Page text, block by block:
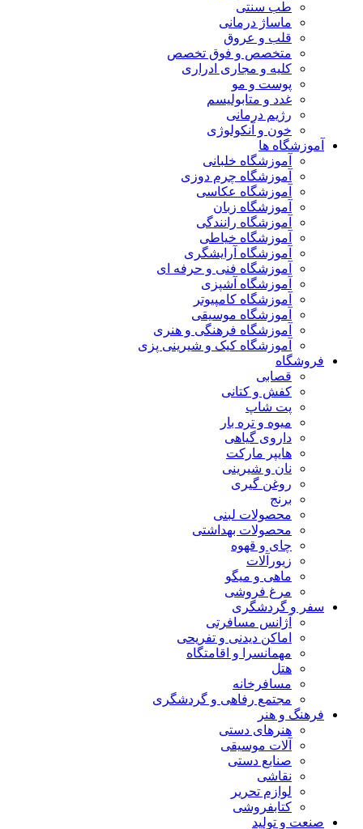
طب سنتی
ماساژ درمانی
قلب و عروق
متخصص و فوق تخصص
کلیه و مجاری ادراری
پوست و مو
غدد و متابولیسم
رژیم درمانی
خون و آنکولوژی
آموزشگاه ها
آموزشگاه خلبانی
آموزشگاه چرم دوزی
آموزشگاه عکاسی
آموزشگاه زبان
آموزشگاه رانندگی
آموزشگاه خیاطی
آموزشگاه آرایشگری
آموزشگاه فنی و حرفه ای
آموزشگاه آشپزی
آموزشگاه کامپیوتر
آموزشگاه موسیقی
آموزشگاه فرهنگی و هنری
آموزشگاه کیک و شیرینی پزی
فروشگاه
قصابی
کفش و کتانی
پت شاپ
میوه و تره بار
داروی گیاهی
هایپر مارکت
نان و شیرینی
روغن گیری
برنج
محصولات لبنی
محصولات بهداشتی
چای و قهوه
زیورآلات
ماهی و میگو
مرغ فروشی
سفر و گردشگری
آژانس مسافرتی
اماکن دیدنی و تفریحی
مهمانسرا و اقامتگاه
هتل
مسافرخانه
مجتمع رفاهی و گردشگری
فرهنگ و هنر
هنرهای دستی
آلات موسیقی
صنایع دستی
نقاشی
لوازم تحریر
کتابفروشی
صنعت و تولید